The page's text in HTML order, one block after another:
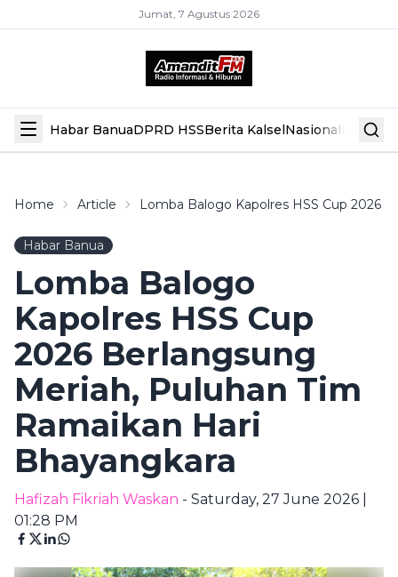
Jumat, 7 Agustus 2026
Habar BanuaDPRD HSSBerita KalselNasional Hiburan
Home Article Lomba Balogo Kapolres HSS Cup 2026
Habar Banua
Lomba Balogo
Kapolres HSS Cup
2026 Berlangsung
Meriah, Puluhan Tim
Ramaikan Hari
Bhayangkara
Hafizah Fikriah Waskan - Saturday, 27 June 2026 |
01:28 PM